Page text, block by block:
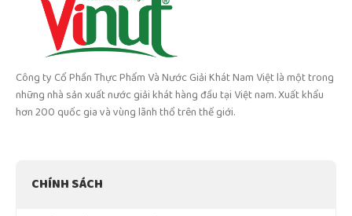
Công ty Cổ Phần Thực Phẩm Và Nước Giải Khát Nam Việt là một trong
những nhà sản xuất nước giải khát hàng đầu tại Việt nam. Xuất khẩu
hơn 200 quốc gia và vùng lãnh thổ trên thế giới.
CHÍNH SÁCH